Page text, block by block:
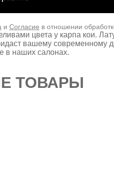
и Согласие в отношении
цвета у карпа кои.
вашему современному
в наших салонах.
ТОВАРЫ